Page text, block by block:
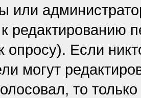
или
редактированию
опросу). Если
могут
то